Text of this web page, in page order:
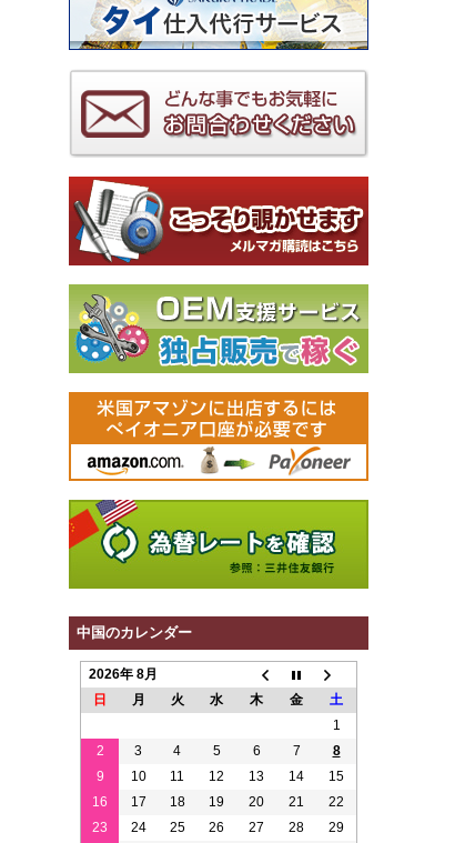
中国のカレンダー
2026年 8月
日
月 火 水 木 金
土
1
2
3 4 5 6 7
8
9
10 11 12 13 14
15
16
17 18 19 20 21
22
23
24 25 26 27 28
29